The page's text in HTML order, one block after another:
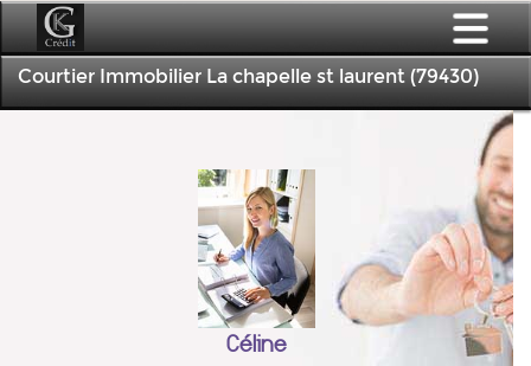
Courtier Immobilier La chapelle st laurent (79430)
Céline